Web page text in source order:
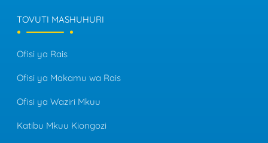
TOVUTI MASHUHURI
Ofisi ya Rais
Ofisi ya Makamu wa Rais
Ofisi ya Waziri Mkuu
Katibu Mkuu Kiongozi